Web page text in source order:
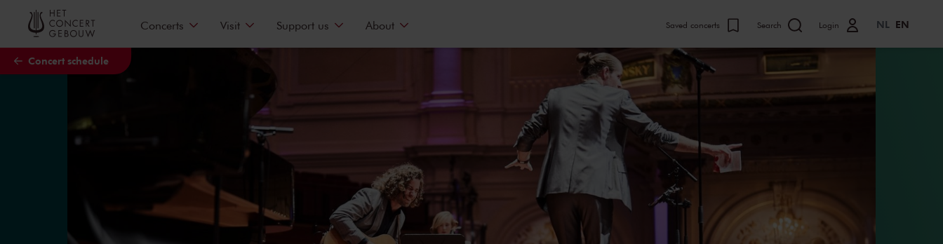
Skip to main content
Concert schedule
Concerts Visit Support us About Saved concerts Search Login NL EN